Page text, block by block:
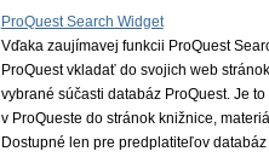
ProQuest Search Widget
Vďaka zaujímavej funkcii ProQuest
ProQuest vkladať do svojich web
vybrané súčasti databáz ProQuest. Je
v ProQueste do stránok knižnice,
Dostupné len pre predplatiteľov